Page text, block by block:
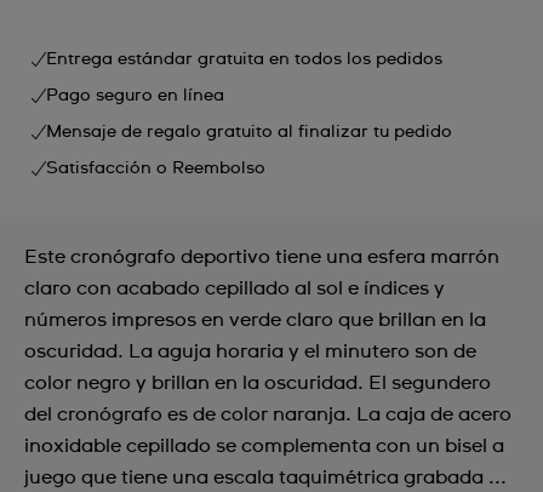
Entrega estándar gratuita en todos los pedidos
Pago seguro en línea
Mensaje de regalo gratuito al finalizar tu pedido
Satisfacción o Reembolso
Este cronógrafo deportivo tiene una esfera marrón
claro con acabado cepillado al sol e índices y
números impresos en verde claro que brillan en la
oscuridad. La aguja horaria y el minutero son de
color negro y brillan en la oscuridad. El segundero
del cronógrafo es de color naranja. La caja de acero
inoxidable cepillado se complementa con un bisel a
juego que tiene una escala taquimétrica grabada ...